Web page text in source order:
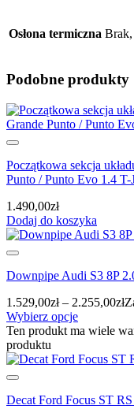
Osłona termiczna Brak,
Podobne produkty
Początkowa sekcja
Punto / Punto Evo 1.4 T-
1.490,00zł
Dodaj do koszyka
Downpipe Audi S3 8P
1.529,00zł – 2.255,00zł
Wybierz opcje
Ten produkt ma wiele
produktu
Decat Ford Focus ST